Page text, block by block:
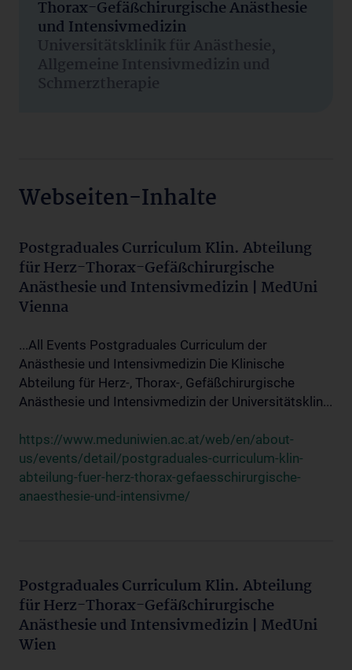
Thorax-Gefäßchirurgische Anästhesie
und Intensivmedizin
Universitätsklinik für Anästhesie,
Allgemeine Intensivmedizin und
Schmerztherapie
Webseiten-Inhalte
Postgraduales Curriculum Klin. Abteilung
für Herz-Thorax-Gefäßchirurgische
Anästhesie und Intensivmedizin | MedUni
Vienna
...All Events Postgraduales Curriculum der
Anästhesie und Intensivmedizin Die Klinische
Abteilung für Herz-, Thorax-, Gefäßchirurgische
Anästhesie und Intensivmedizin der Universitätsklin...
https://www.meduniwien.ac.at/web/en/about-
us/events/detail/postgraduales-curriculum-klin-
abteilung-fuer-herz-thorax-gefaesschirurgische-
anaesthesie-und-intensivme/
Postgraduales Curriculum Klin. Abteilung
für Herz-Thorax-Gefäßchirurgische
Anästhesie und Intensivmedizin | MedUni
Wien